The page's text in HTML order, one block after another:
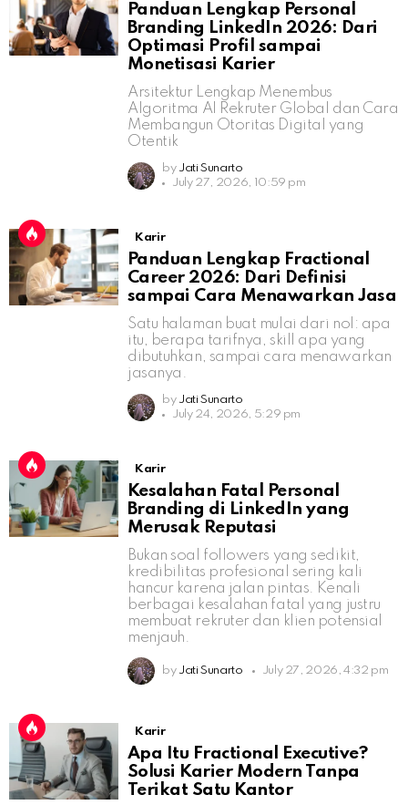
Panduan Lengkap Personal
Branding LinkedIn 2026: Dari
Optimasi Profil sampai
Monetisasi Karier
Arsitektur Lengkap Menembus
Algoritma AI Rekruter Global dan Cara
Membangun Otoritas Digital yang
Otentik
by Jati Sunarto
July 27, 2026, 10:59 pm
Karir
Panduan Lengkap Fractional
Career 2026: Dari Definisi
sampai Cara Menawarkan Jasa
Satu halaman buat mulai dari nol: apa
itu, berapa tarifnya, skill apa yang
dibutuhkan, sampai cara menawarkan
jasanya.
by Jati Sunarto
July 24, 2026, 5:29 pm
Karir
Kesalahan Fatal Personal
Branding di LinkedIn yang
Merusak Reputasi
Bukan soal followers yang sedikit,
kredibilitas profesional sering kali
hancur karena jalan pintas. Kenali
berbagai kesalahan fatal yang justru
membuat rekruter dan klien potensial
menjauh.
by Jati Sunarto July 27, 2026, 4:32 pm
Karir
Apa Itu Fractional Executive?
Solusi Karier Modern Tanpa
Terikat Satu Kantor